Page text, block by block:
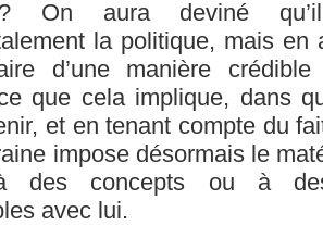
? On aura deviné
la politique, mais en
d’une manière
que cela implique, dans
et en tenant compte du
impose désormais le
des concepts ou à
avec lui.